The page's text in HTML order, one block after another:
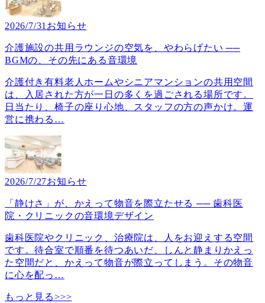
2026/7/31 お知らせ
介護施設の共用ラウンジの空気を、やわらげたい ──
BGMの、その先にある音環境
介護付き有料老人ホームやシニアマンションの共用空間
は、入居された方が一日の多くを過ごされる場所です。
日当たり、椅子の座り心地、スタッフの方の声かけ。運
営に携わる …
2026/7/27お知らせ
「静けさ」が、かえって物音を際立たせる ── 歯科医
院・クリニックの音環境デザイン
歯科医院やクリニック、治療院は、人をお迎えする空間
です。待合室で順番を待つあいだ、しんと静まりかえっ
た空間だと、かえって物音が際立ってしまう。その物音
に心を配っ …
もっと見る>>>